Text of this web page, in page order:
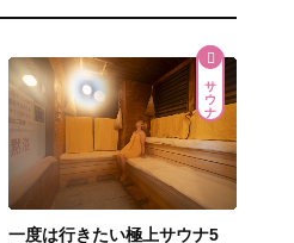
サウナ
一度は行きたい極上サウナ5